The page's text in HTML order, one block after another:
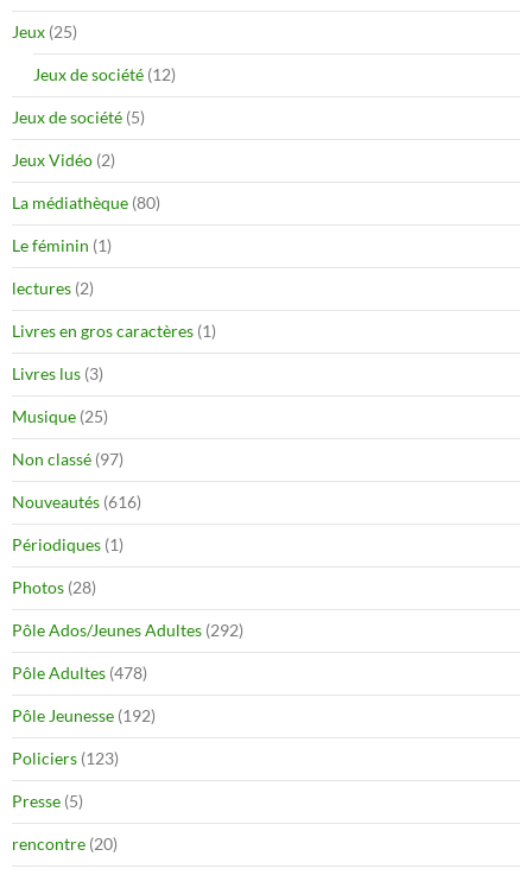
Jeux (25)
Jeux de société (12)
Jeux de société (5)
Jeux Vidéo (2)
La médiathèque (80)
Le féminin (1)
lectures (2)
Livres en gros caractères (1)
Livres lus (3)
Musique (25)
Non classé (97)
Nouveautés (616)
Périodiques (1)
Photos (28)
Pôle Ados/Jeunes Adultes (292)
Pôle Adultes (478)
Pôle Jeunesse (192)
Policiers (123)
Presse (5)
rencontre (20)